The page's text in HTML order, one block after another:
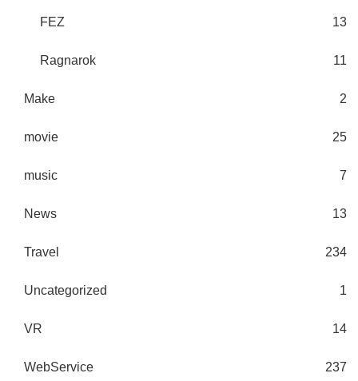
FEZ 13
Ragnarok 11
Make 2
movie 25
music 7
News 13
Travel 234
Uncategorized 1
VR 14
WebService 237